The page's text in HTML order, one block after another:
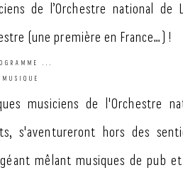
de l’Orchestre national
(une première en France…) !
...
musiciens de l'Orchestre
s'aventureront hors des
mêlant musiques de pub